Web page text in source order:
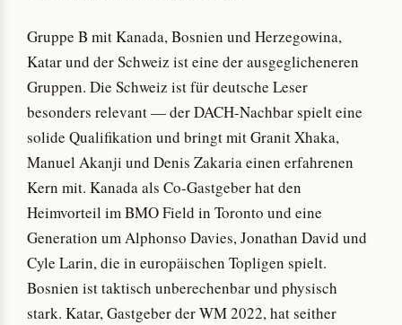
Gruppe B mit Kanada, Bosnien und Herzegowina,
Katar und der Schweiz ist eine der ausgeglicheneren
Gruppen. Die Schweiz ist für deutsche Leser
besonders relevant — der DACH-Nachbar spielt eine
solide Qualifikation und bringt mit Granit Xhaka,
Manuel Akanji und Denis Zakaria einen erfahrenen
Kern mit. Kanada als Co-Gastgeber hat den
Heimvorteil im BMO Field in Toronto und eine
Generation um Alphonso Davies, Jonathan David und
Cyle Larin, die in europäischen Topligen spielt.
Bosnien ist taktisch unberechenbar und physisch
stark. Katar, Gastgeber der WM 2022, hat seither